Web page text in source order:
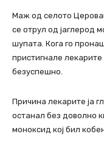
Маж од селото Церовац
се отрул од јаглерод
шупата. Кога го
пристигнале
безуспешно.
Причина лекарите ја
останал без доволно
моноксид кој бил